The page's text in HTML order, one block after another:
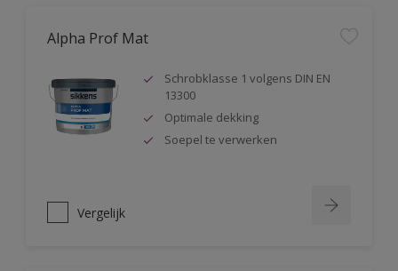
Alpha Prof Mat
Schrobklasse 1 volgens DIN EN
13300
Optimale dekking
Soepel te verwerken
Vergelijk